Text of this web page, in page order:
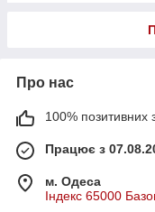
Про нас
100% позитивних з
Працює з
м. Одеса
Індекс 65000